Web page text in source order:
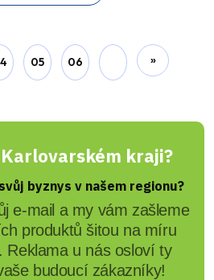
05 06 »
kraji?
byznys v našem regionu?
e-mail a my vám zašleme
produktů šitou na míru
Reklama u nás osloví ty
budoucí zákazníky!